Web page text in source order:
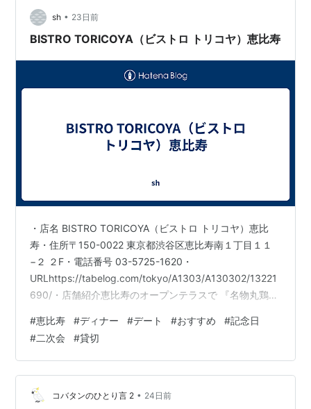
活動やビジネスシーンをサポートします。快適さと機能
性を兼ね備えた空間で、皆様…
sh • 23日前
BISTRO TORICOYA（ビストロ トリコヤ）恵比寿
・店名 BISTRO TORICOYA（ビストロ トリコヤ）恵比
寿・住所〒150-0022 東京都渋谷区恵比寿南１丁目１１
−２ ２F・電話番号 03-5725-1620・
URLhttps://tabelog.com/tokyo/A1303/A130302/13221
690/・店舗紹介恵比寿のオープンテラスで 『名物丸鶏ロ
を3/28日に、TBS 『王様のブランチ』で放送されまし
た！春の恵比寿を感じるお洒落で開放的な空間で、皮は
パリッとお肉はソフトでジューシーに仕上げた名物丸鶏
のロースト「プレロッティチキン」とふわっふわの「モ
ンサンミッシェル風トリ…
#恵比寿 #ディナー #デート #おすすめ #記念日
#二次会 #貸切
コバタンのひとり言 2 • 24日前